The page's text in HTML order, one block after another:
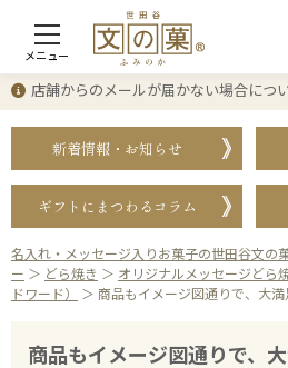
メニュー
店舗からのメールが届かない場合につ
新着情報・お知らせ
ギフトにまつわるコラム
名入れ・メッセージ入りお菓子の世田谷文の
ー ＞ どら焼き ＞ オリジナルメッセージどら
ドワード）
＞ 商品もイメージ図通りで、大満
商品もイメージ図通りで、